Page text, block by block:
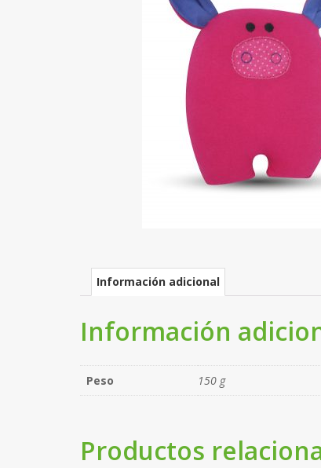
Información adicional
Información
Peso 150 g
Productos